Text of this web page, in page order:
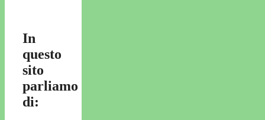
In
questo
sito
parliamo
di: